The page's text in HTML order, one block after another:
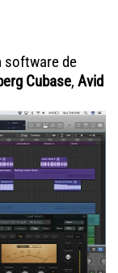
software de
Cubase, Avid